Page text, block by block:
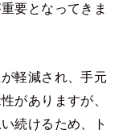
要となってきま
軽減され、手元
がありますが、
続けるため、ト